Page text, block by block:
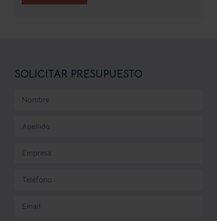
SOLICITAR PRESUPUESTO